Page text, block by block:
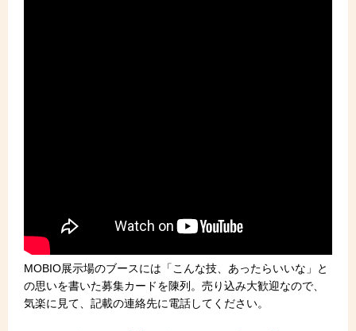
MOBIO展示場のブースには「こんな技、あったらいいな」と
の思いを書いた募集カードを陳列。売り込み大歓迎なので、
気楽に見て、記載の連絡先に電話してください。